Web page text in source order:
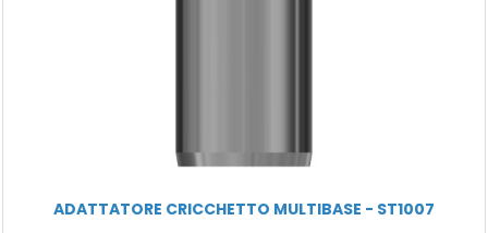
ADATTATORE CRICCHETTO MULTIBASE - ST1007